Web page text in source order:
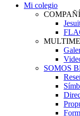
Mi colegio
SOMOS